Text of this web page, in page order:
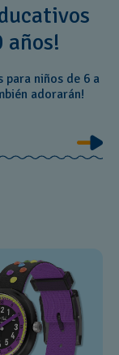
años!
niños de 6 a
adorarán!